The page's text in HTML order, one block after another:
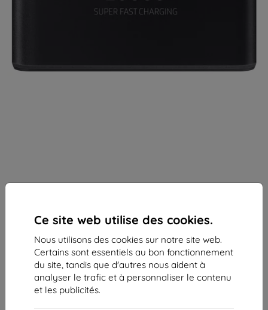
Ce site web utilise des cookies.
Nous utilisons des cookies sur notre site web.
Certains sont essentiels au bon fonctionnement
du site, tandis que d'autres nous aident à
analyser le trafic et à personnaliser le contenu
et les publicités.
Chargeur Samsung Powerbank 20 000mAh USB-C
Dark Gray (EB-P5300XJEGEU)
Description et caractéristiques